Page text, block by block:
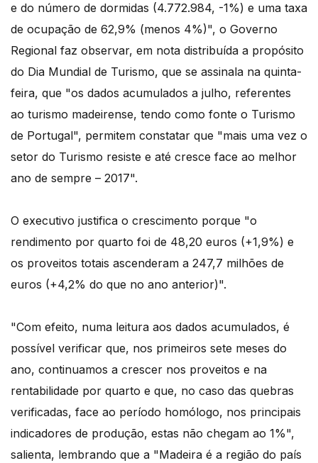
e do número de dormidas (4.772.984, -1%) e uma taxa
de ocupação de 62,9% (menos 4%)", o Governo
Regional faz observar, em nota distribuída a propósito
do Dia Mundial de Turismo, que se assinala na quinta-
feira, que "os dados acumulados a julho, referentes
ao turismo madeirense, tendo como fonte o Turismo
de Portugal", permitem constatar que "mais uma vez o
setor do Turismo resiste e até cresce face ao melhor
ano de sempre – 2017".
O executivo justifica o crescimento porque "o
rendimento por quarto foi de 48,20 euros (+1,9%) e
os proveitos totais ascenderam a 247,7 milhões de
euros (+4,2% do que no ano anterior)".
"Com efeito, numa leitura aos dados acumulados, é
possível verificar que, nos primeiros sete meses do
ano, continuamos a crescer nos proveitos e na
rentabilidade por quarto e que, no caso das quebras
verificadas, face ao período homólogo, nos principais
indicadores de produção, estas não chegam ao 1%",
salienta, lembrando que a "Madeira é a região do país